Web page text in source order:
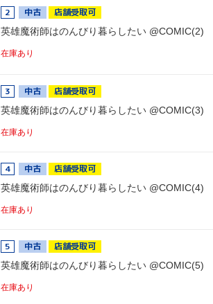
2 中古 店舗受取可
英雄魔術師はのんびり暮らしたい @COMIC(2)
在庫あり
3 中古 店舗受取可
英雄魔術師はのんびり暮らしたい @COMIC(3)
在庫あり
4 中古 店舗受取可
英雄魔術師はのんびり暮らしたい @COMIC(4)
在庫あり
5 中古 店舗受取可
英雄魔術師はのんびり暮らしたい @COMIC(5)
在庫あり